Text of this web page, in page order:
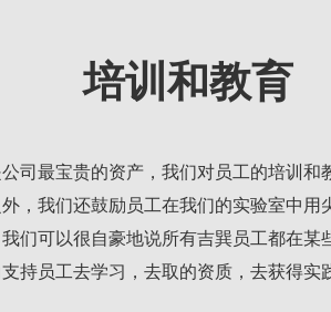
培训和教育
司最宝贵的资产，我们对员工的培训
，我们还鼓励员工在我们的实验室中
们可以很自豪地说所有吉巽员工都在
持员工去学习，去取的资质，去获得实